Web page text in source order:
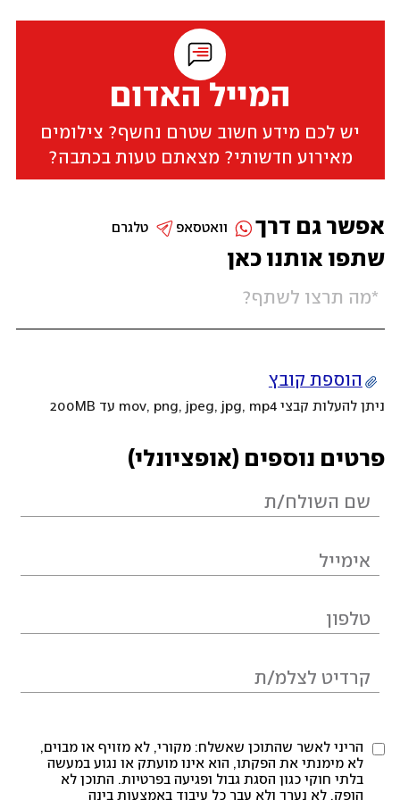
המייל האדום
יש לכם מידע חשוב שטרם נחשף? צילומים
מאירוע חדשותי? מצאתם טעות בכתבה?
שתפו אותנו כאן
הוספת קובץ
ניתן להעלות קבצי mov, png, jpeg, jpg, mp4 עד 200MB
פרטים נוספים (אופציונלי)
הריני לאשר שהתוכן שאשלח: מקורי, לא מזויף או מבוים,
לא מימנתי את הפקתו, הוא אינו מועתק או נגוע במעשה
בלתי חוקי כגון הסגת גבול ופגיעה בפרטיות. התוכן לא
הופק, לא נערך ולא עבר כל עיבוד באמצעות בינה
אפשר גם דרך טלגרם וואטסאפ